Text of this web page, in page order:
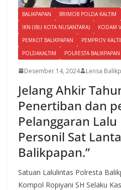
BALIKPAPAN BRIMOB POLDA KALTIM
IKN (IBU KOTA NUSANTARA)
KODAM
PEMKOT BALIKPAPAN
PEMPROV
POLDAKALTIM
POLRESTA BALIKPAPAN
Desember 14, 2024 Lensa
Jelang Ahkir
Penertiban dan
Pelanggaran
Personil Sat
Balikpapan.”
Satuan Lalulintas Polresta
Kompol Ropiyani SH Selaku